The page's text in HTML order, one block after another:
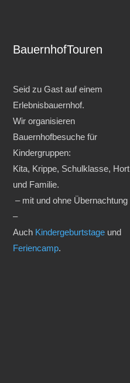
BauernhofTouren
Seid zu Gast auf einem
Erlebnisbauernhof.
Wir organisieren
Bauernhofbesuche für
Kindergruppen:
Kita, Krippe, Schulklasse, Hort
und Familie.
– mit und ohne Übernachtung
–
Auch Kindergeburtstage und
Feriencamp.